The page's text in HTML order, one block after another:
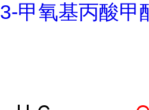
3-甲氧基丙酸甲